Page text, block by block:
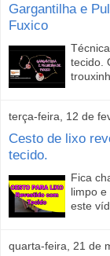
Gargantilha e
Fuxico
tecido.
terça-feira, 12 de
Cesto de lixo
tecido.
Fica
limpo e
este
quarta-feira, 21 de